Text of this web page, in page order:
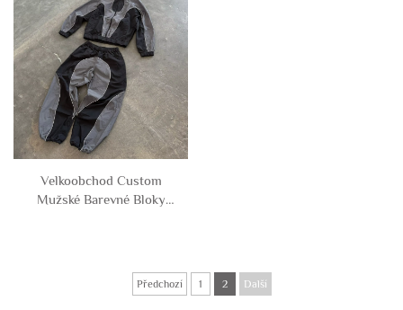
Souprava S Nadsvícením a
Kalhoty Tričková Souprava
Velkoobchod Custom
Mužské Barevné Bloky
Tričková Souprava S
Nadsvícením a Krátké
Předchozí 1 2 Další